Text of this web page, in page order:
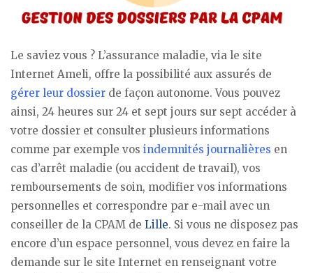
Le saviez vous ? L’assurance maladie, via le site
Internet Ameli, offre la possibilité aux assurés de
gérer leur dossier de façon autonome. Vous pouvez
ainsi, 24 heures sur 24 et sept jours sur sept accéder à
votre dossier et consulter plusieurs informations
comme par exemple vos indemnités journalières en
cas d’arrêt maladie (ou accident de travail), vos
remboursements de soin, modifier vos informations
personnelles et correspondre par e-mail avec un
conseiller de la CPAM de Lille. Si vous ne disposez pas
encore d’un espace personnel, vous devez en faire la
demande sur le site Internet en renseignant votre